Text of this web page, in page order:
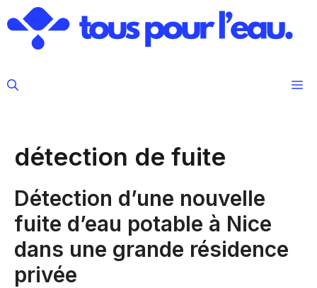
au
contenu
détection de fuite
Détection d’une nouvelle
fuite d’eau potable à Nice
dans une grande résidence
privée